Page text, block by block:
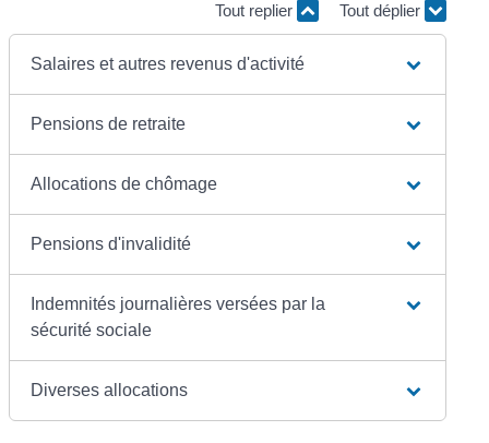
Tout replier Tout déplier
Salaires et autres revenus d'activité
Pensions de retraite
Allocations de chômage
Pensions d'invalidité
Indemnités journalières versées par la
sécurité sociale
Diverses allocations